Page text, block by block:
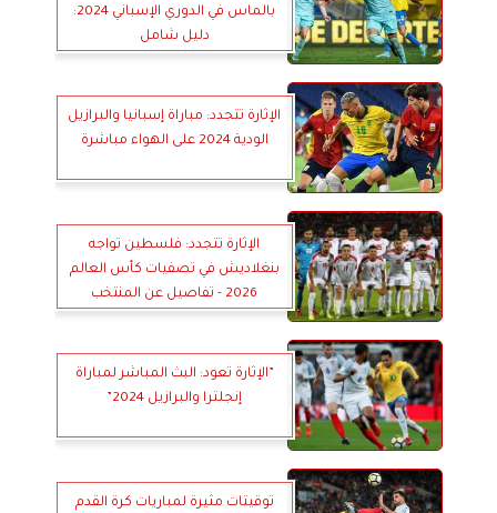
بالماس في الدوري الإسباني 2024:
دليل شامل
الإثارة تتجدد: مباراة إسبانيا والبرازيل
الودية 2024 على الهواء مباشرة
الإثارة تتجدد: فلسطين تواجه
بنغلاديش في تصفيات كأس العالم
2026 - تفاصيل عن المنتخب
”الإثارة تعود: البث المباشر لمباراة
إنجلترا والبرازيل 2024”
توقيتات مثيرة لمباريات كرة القدم